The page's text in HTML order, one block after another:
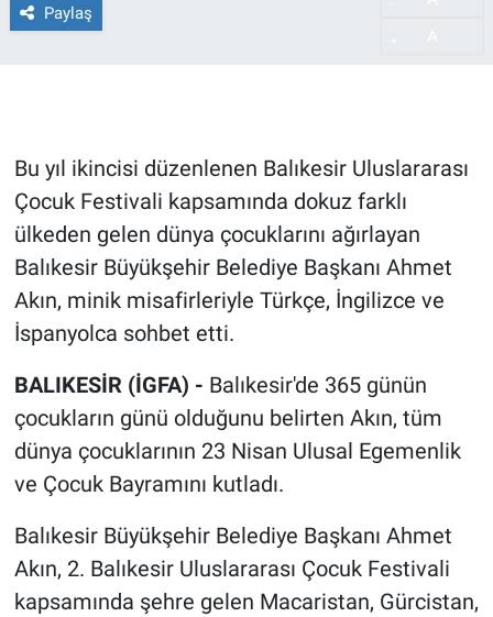
Paylaş
Bu yıl ikincisi düzenlenen Balıkesir Uluslararası
Çocuk Festivali kapsamında dokuz farklı
ülkeden gelen dünya çocuklarını ağırlayan
Balıkesir Büyükşehir Belediye Başkanı Ahmet
Akın, minik misafirleriyle Türkçe, İngilizce ve
İspanyolca sohbet etti.
BALIKESİR (İGFA) - Balıkesir'de 365 günün
çocukların günü olduğunu belirten Akın, tüm
dünya çocuklarının 23 Nisan Ulusal Egemenlik
ve Çocuk Bayramını kutladı.
Balıkesir Büyükşehir Belediye Başkanı Ahmet
Akın, 2. Balıkesir Uluslararası Çocuk Festivali
kapsamında şehre gelen Macaristan, Gürcistan,